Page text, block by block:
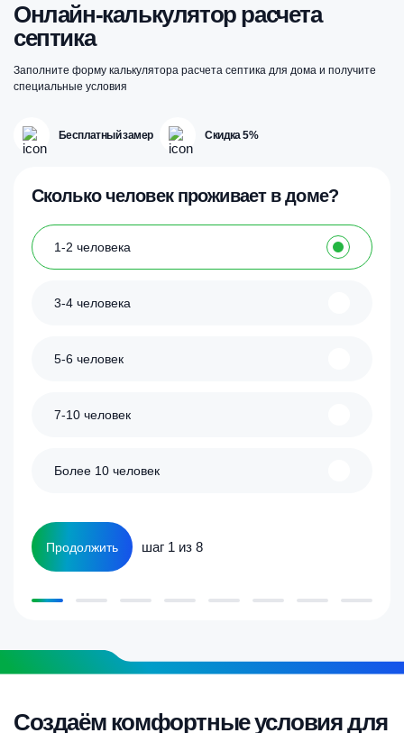
Онлайн-калькулятор расчета
септика
Заполните форму калькулятора расчета септика для дома и получите
специальные условия
Бесплатный замер Скидка 5%
Сколько человек проживает в доме?
1-2 человека
3-4 человека
5-6 человек
7-10 человек
Более 10 человек
Продолжить шаг 1 из 8
Создаём комфортные условия для